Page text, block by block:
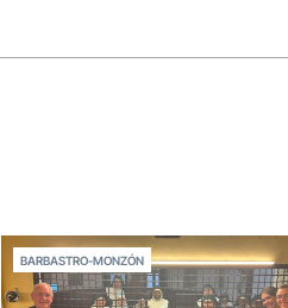
BARBASTRO-MONZÓN